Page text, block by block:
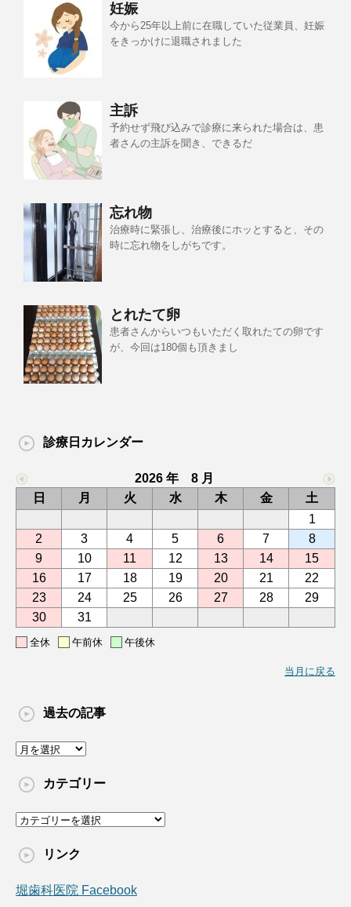
妊娠
今から25年以上前に在職していた従業員、妊娠
をきっかけに退職されました
主訴
予約せず飛び込みで診療に来られた場合は、患
者さんの主訴を聞き、できるだ
忘れ物
治療時に緊張し、治療後にホッとすると、その
時に忘れ物をしがちです。
とれたて卵
患者さんからいつもいただく取れたての卵です
が、今回は180個も頂きまし
診療日カレンダー
2026 年 8 月
日
月 火 水 木 金
土
1
2
3 4 5 6 7
8
9
10 11 12 13 14
15
16
17 18 19 20 21
22
23
24 25 26 27 28
29
30
31
全休 午前休 午後休
当月に戻る
過去の記事
過
の
事
カテゴリー
カ
ゴ
ー
リンク
堀歯科医院 Facebook